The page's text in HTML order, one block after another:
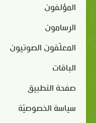
المؤلفون
الرسامون
المعلّقون الصوتيون
الباقات
صفحة التطبيق
سياسة الخصوصيّة